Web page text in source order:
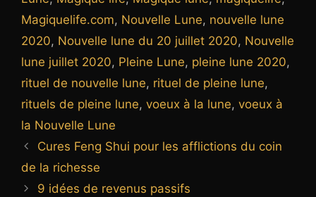
Magiquelife.com, Nouvelle Lune, nouvelle lune
2020, Nouvelle lune du 20 juillet 2020, Nouvelle
lune juillet 2020, Pleine Lune, pleine lune 2020,
rituel de nouvelle lune, rituel de pleine lune,
rituels de pleine lune, voeux à la lune, voeux à
la Nouvelle Lune
Cures Feng Shui pour les afflictions du coin
de la richesse
9 idées de revenus passifs